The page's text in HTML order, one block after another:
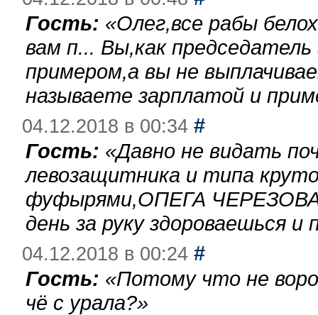
Гость: «Олег,все рабы
вам п... Вы,как
примером,а вы не
называете зарплатой и
04.12.2018 в 00:34 #
Гость: «Давно не видать
левозащитника и типа
фуфырями,ОПЕГА
день за руку здороваешься
04.12.2018 в 00:24 #
Гость: «Потому что не
чё с урала?»